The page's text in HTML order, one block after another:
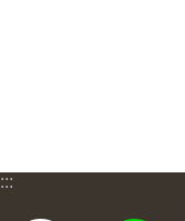
:::